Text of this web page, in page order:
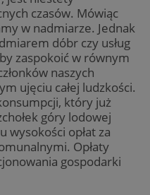
czasów. Mówiąc
w nadmiarze. Jednak
dóbr czy usług
zaspokoić w równym
naszych
ujęciu całej ludzkości.
który już
góry lodowej
wysokości opłat za
Opłaty
gospodarki